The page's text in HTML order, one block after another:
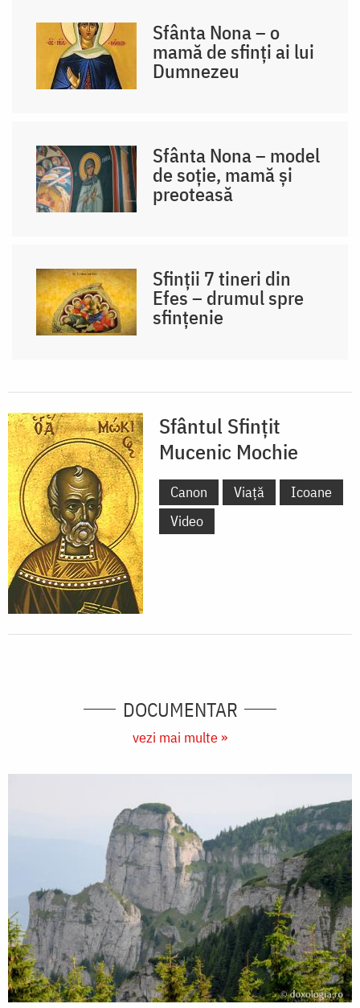
Sfânta Nona – o
mamă de sfinți ai lui
Dumnezeu
Sfânta Nona – model
de soție, mamă și
preoteasă
Sfinții 7 tineri din
Efes – drumul spre
sfințenie
Sfântul Sfințit
Mucenic Mochie
Canon Viață
Icoane
Video
DOCUMENTAR
vezi mai multe »